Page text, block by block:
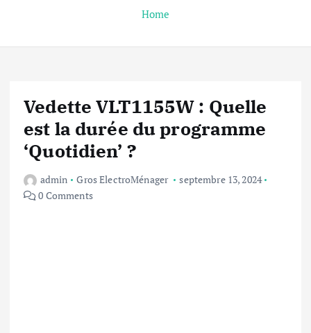
Home
Vedette VLT1155W : Quelle
est la durée du programme
‘Quotidien’ ?
admin Gros ElectroMénager
septembre 13, 2024
0 Comments